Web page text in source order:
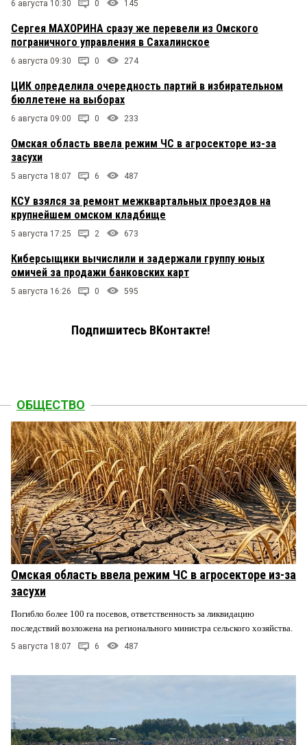
6 августа 10:30 0 145
Сергея МАХОРИНА сразу же перевели из Омского
пограничного управления в Сахалинское
6 августа 09:30 0 274
ЦИК определила очередность партий в избирательном
бюллетене на выборах
6 августа 09:00 0 233
Омская область ввела режим ЧС в агросекторе из-за
засухи
5 августа 18:07 6 487
КСУ взялся за ремонт межквартальных проездов на
крупнейшем омском кладбище
5 августа 17:25 2 673
Киберсыщики вычислили и задержали группу юных
омичей за продажи банковских карт
5 августа 16:26 0 595
Подпишитесь ВКонтакте!
ОБЩЕСТВО
Омская область ввела режим ЧС в агросекторе из-за
засухи
Погибло более 100 га посевов, ответственность за ликвидацию
последствий возложена на регионального министра сельского хозяйства.
5 августа 18:07 6 487